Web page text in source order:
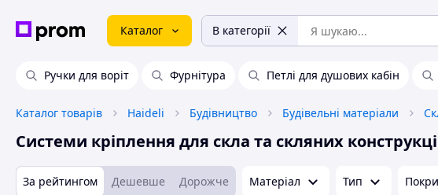
Каталог В категорії
Ручки для воріт Фурнітура Петлі для душових кабін
Каталог товарів Haideli Будівництво Будівельні матеріали
Системи кріплення для скла та скляних
За рейтингом Дешевше Дорожче Матеріал Тип